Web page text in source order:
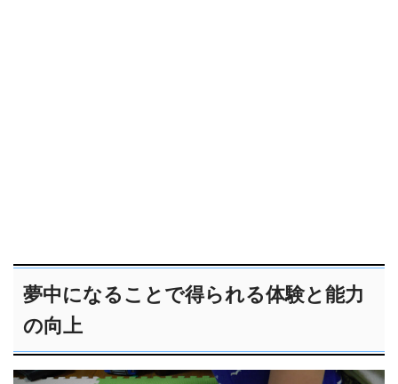
夢中になることで得られる体験と能力
の向上